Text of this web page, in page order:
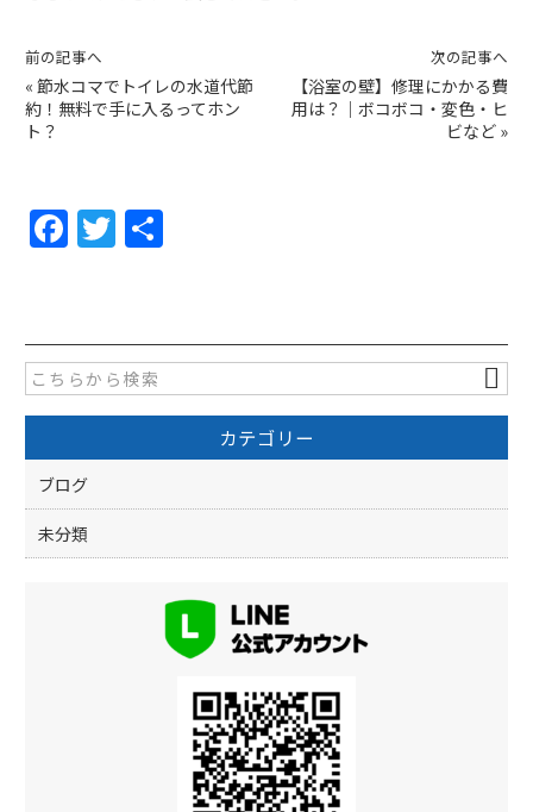
前の記事へ
« 節水コマでトイレの水道代節
約！無料で手に入るってホン
ト？
次の記事へ
【浴室の壁】修理にかかる費
用は？｜ボコボコ・変色・ヒ
ビなど »
F
e
b
o
o
k
T
er
カテゴリー
ブログ
未分類